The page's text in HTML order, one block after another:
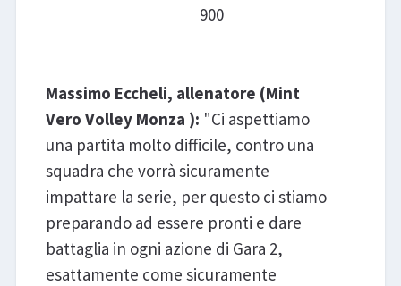
900
Massimo Eccheli, allenatore (Mint
Vero Volley Monza ): "Ci aspettiamo
una partita molto difficile, contro una
squadra che vorrà sicuramente
impattare la serie, per questo ci stiamo
preparando ad essere pronti e dare
battaglia in ogni azione di Gara 2,
esattamente come sicuramente